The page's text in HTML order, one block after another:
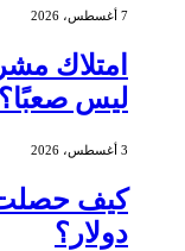
7 أغسطس، 2026
امتلاك
ليس صعبًا؟
3 أغسطس، 2026
دولار؟